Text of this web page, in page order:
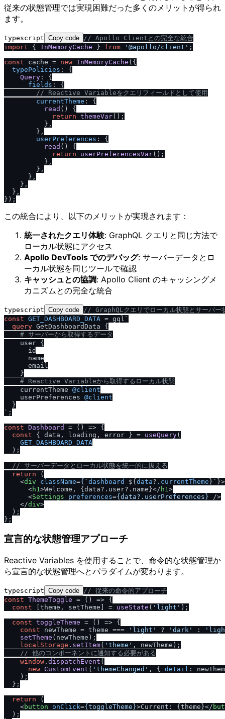
従来の状態管理では実現困難だった多くのメリットが得られ
ます。
typescript Copy code // Apollo Clientとの完全な統合
import { InMemoryCache } from '@apollo/client' ;
const cache = new InMemoryCache ({
typePolicies : {
Query : {
fields : {
// Reactive Variableをクエリフィールドとして使用
currentTheme : {
read ( ) {
return themeVar();
          },
        },
userPreferences : {
read ( ) {
return
userPreferencesVar();
          },
        },
      },
    },
  },
この統合により、以下のメリットが実現されます：
統一されたクエリ体験: GraphQL クエリと同じ方法で
ローカル状態にアクセス
Apollo DevTools でのデバッグ: サーバーデータとロ
ーカル状態を同じツールで確認
キャッシュとの協調: Apollo Client のキャッシングメ
カニズムとの完全な統合
typescript Copy code // GraphQLクエリでローカル状態とサーバー
const GET_DASHBOARD_DATA = gql`
query GetDashboardData {
# サーバーから取得するデータ
    user
{
      id
      name
      email
}
# Reactive Variableから取得するローカル状態
    currentTheme
@client
    userPreferences
@client
}
` ;
const Dashboard = ( ) => {
const { data, loading, error } = useQuery(
GET_DASHBOARD_DATA
  );
// サーバーデータとローカル状態を統一的に扱える
return (
<div className={ ` dashboard ${ data? .currentTheme }`}>
<h1>Welcome, {data?.user?.name}</ h1>
<Settings preferences={data?.userPreferences} />
</div>
  );
宣言的な状態管理アプローチ
Reactive Variables を使用することで、命令的な状態管理か
ら宣言的な状態管理へとパラダイムが変わります。
typescript Copy code / / 従来の命令的アプローチ
const ThemeToggle = ( ) => {
const [theme, setTheme] = useState ( 'light' );
const toggleTheme = ( ) => {
const newTheme = theme === 'light' ? 'dark' :
setTheme (newTheme);
localStorage . setItem( 'theme' , newTheme);
/ / 他のコンポーネントに通知する必要がある
window . dispatchEvent (
new CustomEvent ( 'themeChanged' , { detail :
    );
  };
return (
<button onClick={toggleTheme}>Current: {theme}</
  );